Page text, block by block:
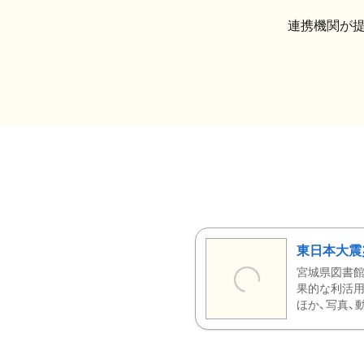
連携機関が
東日本大
宮城県図書
果的な利活
ほか、写真、